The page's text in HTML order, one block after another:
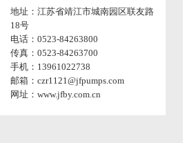
地址：江苏省靖江市城南园区联友路
18号
电话：0523-84263800
传真：0523-84263700
手机：13961022738
邮箱：czr1121@jfpumps.com
网址：www.jfby.com.cn